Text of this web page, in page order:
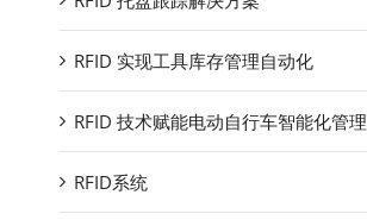
RFID 实现工具库存管理自动化
RFID 技术赋能电动自行车智能化管理
RFID系统